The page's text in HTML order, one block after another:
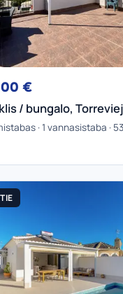
€
/ bungalo,
· 1 vannasistaba ·